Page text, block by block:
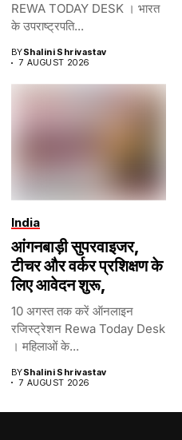
REWA TODAY DESK । भारत
के उपराष्ट्रपति...
BYShalini Shrivastav
7 AUGUST 2026
India
आंगनबाड़ी सुपरवाइजर,
टीचर और वर्कर प्रशिक्षण के
लिए आवेदन शुरू,
10 अगस्त तक करें ऑनलाइन
रजिस्ट्रेशन Rewa Today Desk
। महिलाओं के...
BYShalini Shrivastav
7 AUGUST 2026